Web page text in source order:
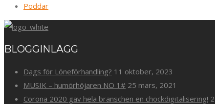
Poddar
BLOGGINLÄGG
Dags för Löneförhandling? 11 oktober, 2023
MUSIK – humörhöjaren NO 1# 25 mars, 2021
Corona 2020 gav hela branschen en chockdigitalisering! 2